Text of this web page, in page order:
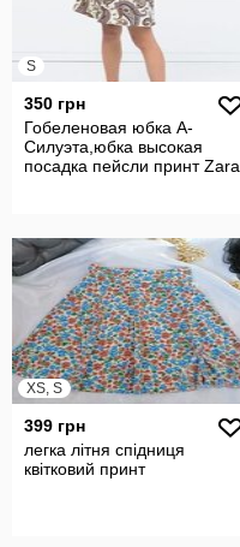
S
350 грн
Гобеленовая юбка А-
Силуэта,юбка высокая
посадка пейсли принт Zara
XS, S
399 грн
легка літня спідниця
квітковий принт